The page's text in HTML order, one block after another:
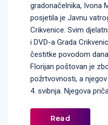
gradonačelnika, Ivona
posjetila je Javnu
Crikvenice. Svim
i DVD-a Grada
čestitke povodom
Florijan poštovan je
požrtvovnosti, a
4. svibnja. Njegova
Read